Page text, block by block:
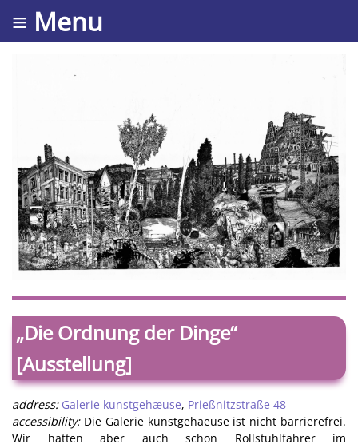
≡ Menu
„Die Ordnung der Dinge“
[Ausstellung]
address: Galerie kunstgehæuse, Prießnitzstraße 48
accessibility:Die Galerie kunstgehaeuse ist nicht barrierefrei.
Wir hatten aber auch schon Rollstuhlfahrer im